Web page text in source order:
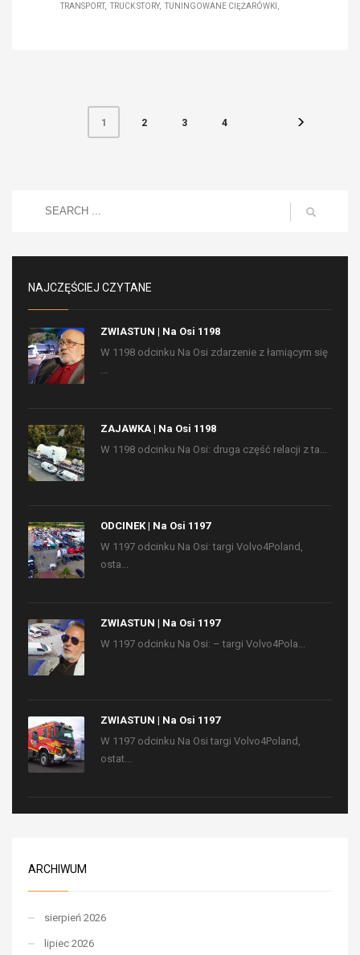
TRANSPORT TRUCK STORY TUNINGOWANE CIĘŻARÓWKI
1 2 3 4
NAJCZĘŚCIEJ CZYTANE
ZWIASTUN | Na Osi 1198
W 1198 odcinku Na Osi zdarzenie z łamiącym się
ZAJAWKA | Na Osi 1198
W 1198 odcinku Na Osi: druga część relacji z ta...
ODCINEK | Na Osi 1197
W 1197 odcinku Na Osi: targi Volvo4Poland,
osta...
ZWIASTUN | Na Osi 1197
W 1197 odcinku Na Osi: – targi Volvo4Pola...
ZWIASTUN | Na Osi 1197
W 1197 odcinku Na Osi targi Volvo4Poland,
ostat...
ARCHIWUM
sierpień 2026
lipiec 2026